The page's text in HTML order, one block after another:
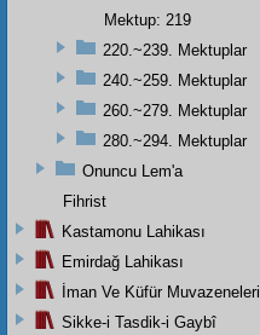
Mektup: 219
220.~239. Mektuplar
240.~259. Mektuplar
260.~279. Mektuplar
280.~294. Mektuplar
Onuncu Lem'a
Fihrist
Kastamonu Lahikası
Emirdağ Lahikası
İman Ve Küfür Muvazeneleri
Sikke-i Tasdik-i Gaybî